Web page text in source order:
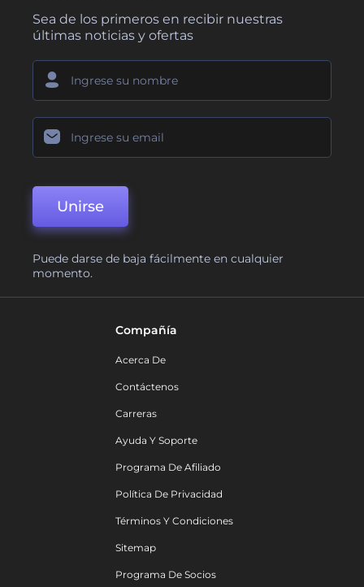
Sea de los primeros en recibir nuestras
últimas noticias y ofertas
Unirse
Puede darse de baja fácilmente en cualquier
momento.
Compañía
Acerca De
Contáctenos
Carreras
Ayuda Y Soporte
Programa De Afiliado
Política De Privacidad
Términos Y Condiciones
Sitemap
Programa De Socios